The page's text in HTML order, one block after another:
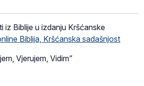
iz Biblije u izdanju Kršćanske
Biblija, Kršćanska sadašnjost
Vjerujem, Vidim”